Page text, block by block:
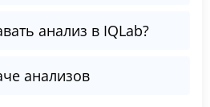
анализ в IQLab?
анализов